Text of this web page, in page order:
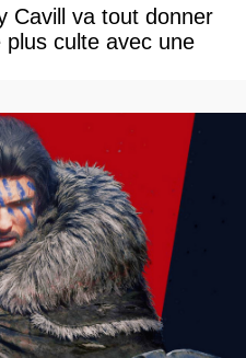
Cavill va tout donner
culte avec une